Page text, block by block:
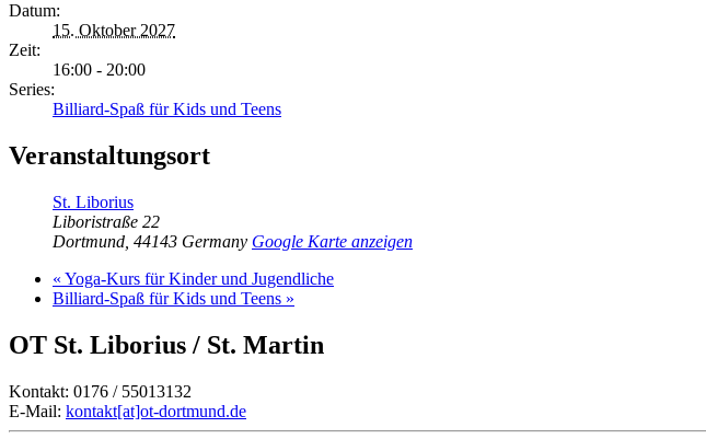
Datum:
15. Oktober 2027
Zeit:
16:00 - 20:00
Series:
Billiard-Spaß für Kids und Teens
Veranstaltungsort
St. Liborius
Liboristraße 22
Dortmund 44143 Germany Google Karte anzeigen
« Yoga-Kurs für Kinder und Jugendliche
Billiard-Spaß für Kids und Teens »
OT St. Liborius / St. Martin
Kontakt: 0176 / 55013132
E-Mail: kontakt[at]ot-dortmund.de